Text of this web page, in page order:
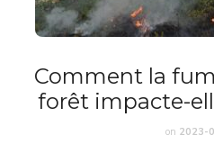
Comment la
forêt impacte-
on 2023-